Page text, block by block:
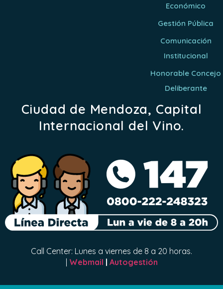
Económico
Gestión Pública
Comunicación
Institucional
Honorable Concejo
Deliberante
Ciudad de Mendoza, Capital
Internacional del Vino.
Call Center: Lunes a viernes de 8 a 20 horas.
| Webmail | Autogestión